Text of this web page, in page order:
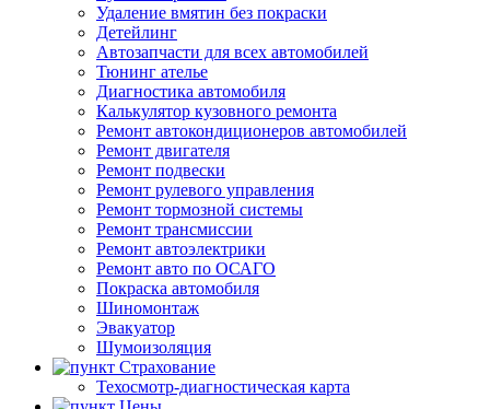
Удаление вмятин без покраски
Детейлинг
Автозапчасти для всех автомобилей
Тюнинг ателье
Диагностика автомобиля
Калькулятор кузовного ремонта
Ремонт автокондиционеров автомобилей
Ремонт двигателя
Ремонт подвески
Ремонт рулевого управления
Ремонт тормозной системы
Ремонт трансмиссии
Ремонт автоэлектрики
Ремонт авто по ОСАГО
Покраска автомобиля
Шиномонтаж
Эвакуатор
Шумоизоляция
Страхование
Техосмотр-диагностическая карта